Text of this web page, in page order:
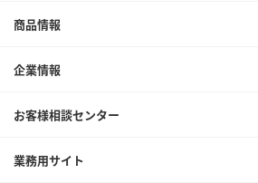
商品情報
企業情報
お客様相談センター
業務用サイト